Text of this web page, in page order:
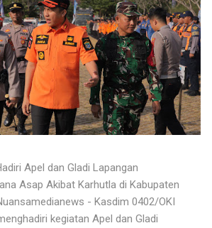
Apel dan Gladi Lapangan
Asap Akibat Karhutla di Kabupaten
- Kasdim 0402/OKI
kegiatan Apel dan Gladi